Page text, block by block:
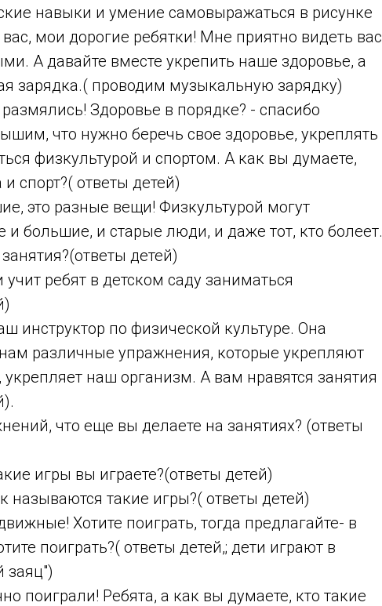
навыки и умение самовыражаться в рисунке
мои дорогие ребятки! Мне приятно видеть вас
А давайте вместе укрепить наше здоровье, а
зарядка.( проводим музыкальную зарядку)
Здоровье в порядке? - спасибо
что нужно беречь свое здоровье, укреплять
физкультурой и спортом. А как вы думаете,
спорт?( ответы детей)
это разные вещи! Физкультурой могут
и большие, и старые люди, и даже тот, кто болеет.
детей)
учит ребят в детском саду заниматься
инструктор по физической культуре. Она
различные упражнения, которые укрепляют
наш организм. А вам нравятся занятия
что еще вы делаете на занятиях? (ответы
игры вы играете?(ответы детей)
называются такие игры?( ответы детей)
Хотите поиграть, тогда предлагайте- в
поиграть?( ответы детей,; дети играют в
заяц")
поиграли! Ребята, а как вы думаете, кто такие